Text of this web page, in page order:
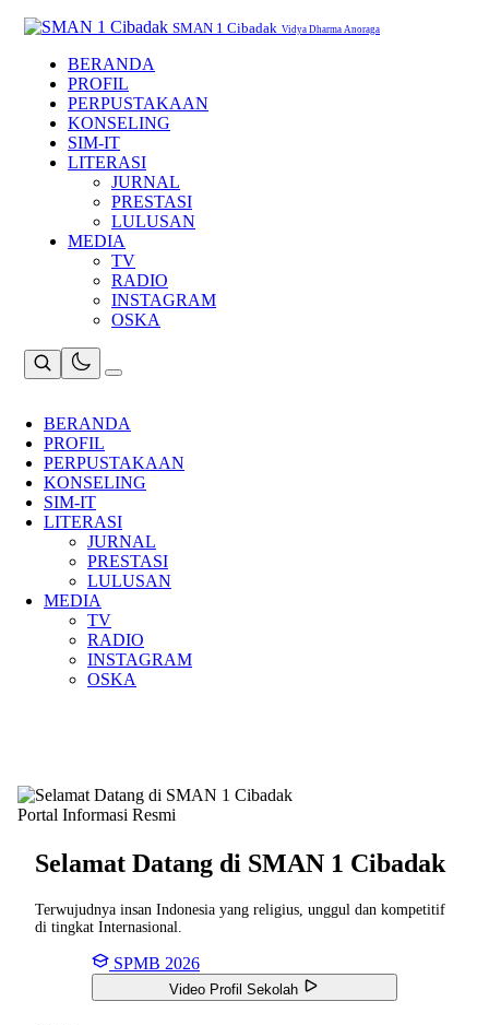
SMAN 1 Cibadak Vidya Dharma Anoraga
BERANDA
PROFIL
PERPUSTAKAAN
KONSELING
SIM-IT
LITERASI
JURNAL
PRESTASI
LULUSAN
MEDIA
TV
RADIO
INSTAGRAM
OSKA
BERANDA
PROFIL
PERPUSTAKAAN
KONSELING
SIM-IT
LITERASI
JURNAL
PRESTASI
LULUSAN
MEDIA
TV
RADIO
INSTAGRAM
OSKA
Portal Informasi Resmi
Selamat Datang di SMAN 1 Cibadak
Terwujudnya insan Indonesia yang religius, unggul dan kompetitif
di tingkat Internasional.
SPMB 2026
Video Profil Sekolah